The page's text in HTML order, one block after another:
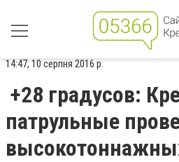
14:47, 10 серпня 2016 р.
+28 градусов:
патрульные